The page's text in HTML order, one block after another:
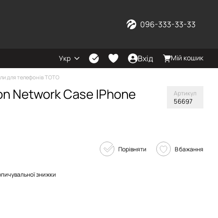
096-333-33-33
Укр Вхід Мій кошик
для телефонів TOTO
Network Case IPhone
Артикул
56697
Порівняти В бажання
знижки